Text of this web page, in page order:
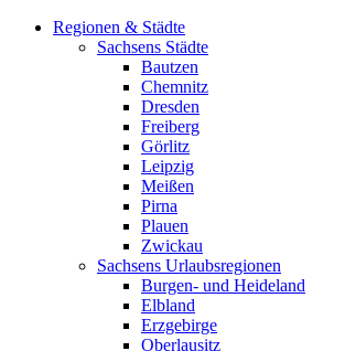
Regionen & Städte
Sachsens Städte
Bautzen
Chemnitz
Dresden
Freiberg
Görlitz
Leipzig
Meißen
Pirna
Plauen
Zwickau
Sachsens Urlaubsregionen
Burgen- und Heideland
Elbland
Erzgebirge
Oberlausitz